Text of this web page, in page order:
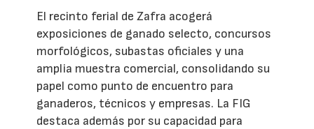
El recinto ferial de Zafra acogerá
exposiciones de ganado selecto, concursos
morfológicos, subastas oficiales y una
amplia muestra comercial, consolidando su
papel como punto de encuentro para
ganaderos, técnicos y empresas. La FIG
destaca además por su capacidad para